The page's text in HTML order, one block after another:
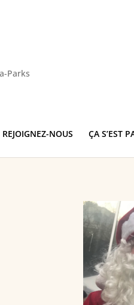
REJOIGNEZ-NOUS ÇA S’EST